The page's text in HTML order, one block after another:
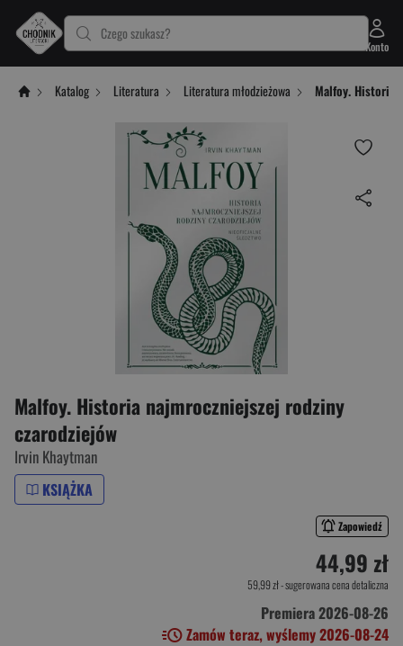
Czego szukasz?
Konto
Katalog Literatura Literatura młodzieżowa Malfoy. Historia
Malfoy. Historia najmroczniejszej rodziny
czarodziejów
Irvin Khaytman
KSIĄŻKA
Zapowiedź
44,99 zł
59,99 zł- sugerowana cena detaliczna
Premiera 2026-08-26
Zamów teraz, wyślemy 2026-08-24